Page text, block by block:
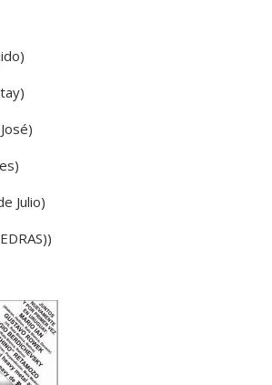
Julio)